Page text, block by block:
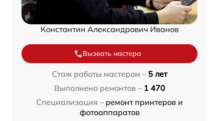
Константин Александрович Иванов
Вызвать мастера
Стаж работы мастером – 5 лет
Выполнено ремонтов – 1 470
Специализация – ремонт принтеров и
фотоаппаратов